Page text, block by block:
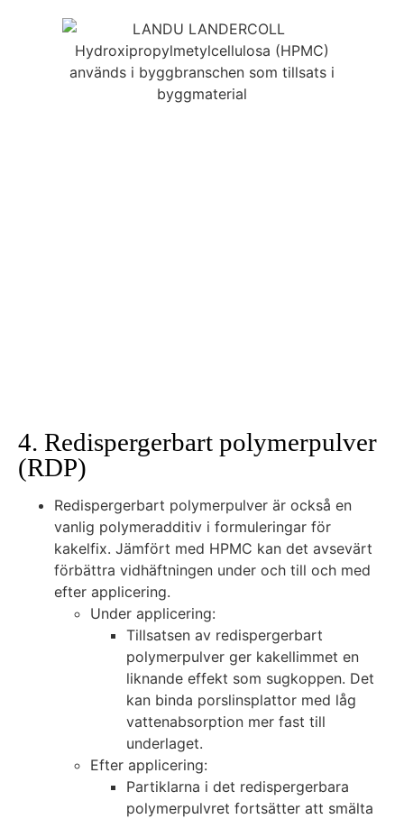
4. Redispergerbart polymerpulver
(RDP)
Redispergerbart polymerpulver är också en
vanlig polymeradditiv i formuleringar för
kakelfix. Jämfört med HPMC kan det avsevärt
förbättra vidhäftningen under och till och med
efter applicering.
Under applicering:
Tillsatsen av redispergerbart
polymerpulver ger kakellimmet en
liknande effekt som sugkoppen. Det
kan binda porslinsplattor med låg
vattenabsorption mer fast till
underlaget.
Efter applicering:
Partiklarna i det redispergerbara
polymerpulvret fortsätter att smälta